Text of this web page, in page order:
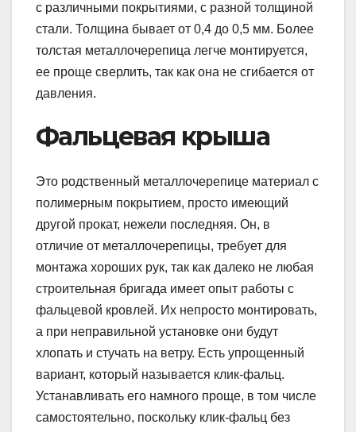
с различными покрытиями, с разной толщиной
стали. Толщина бывает от 0,4 до 0,5 мм. Более
толстая металлочерепица легче монтируется,
ее проще сверлить, так как она не сгибается от
давления.
Фальцевая крыша
Это родственный металлочерепице материал с
полимерным покрытием, просто имеющий
другой прокат, нежели последняя. Он, в
отличие от металлочерепицы, требует для
монтажа хороших рук, так как далеко не любая
строительная бригада имеет опыт работы с
фальцевой кровлей. Их непросто монтировать,
а при неправильной установке они будут
хлопать и стучать на ветру. Есть упрощенный
вариант, который называется клик-фальц.
Устанавливать его намного проще, в том числе
самостоятельно, поскольку клик-фальц без